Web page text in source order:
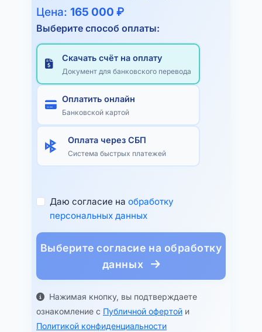
Цена: 165 000 ₽
Выберите способ оплаты:
Скачать счёт на оплату
Документ для банковского перевода
Оплатить онлайн
Банковской картой
Оплата через СБП
Система быстрых платежей
Даю согласие на обработку
персональных данных
Выберите согласие на обработку
данных
Нажимая кнопку, вы подтверждаете
ознакомление с Публичной офертой и
Политикой конфиденциальности